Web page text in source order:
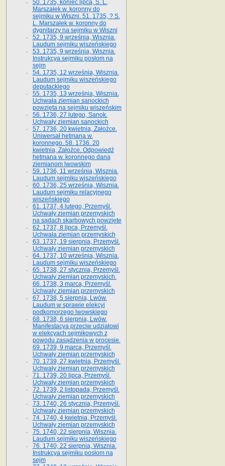
50. 1735, koniec lipca, S. L.
Marszałek w. koronny do
sejmiku w Wiszni. 51. 1735, ? S.
L. Marszałek w. koronny do
dygnitarzy na sejmiku w Wiszni
52. 1735, 9 września, Wisznia.
Laudum sejmiku wiszeńskiego
53. 1735, 9 września, Wisznia.
Instrukcya sejmiku posłom na
sejm
54. 1735, 12 września, Wisznia.
Laudum sejmiku wiszeńskiego
deputackiego
55. 1735, 13 września, Wisznia.
Uchwała ziemian sanockich
powzięta na sejmiku wiszeńskim
56. 1736, 27 lutego, Sanok.
Uchwały ziemian sanockich
57. 1736, 20 kwietnia, Załoźce.
Uniwersał hetmana w.
koronnego. 58. 1736. 20
kwietnia, Załoźce. Odpowiedź
hetmana w. koronnego dana
ziemianom lwowskim
59. 1736, 11 września, Wisznia.
Laudum sejmiku wiszeńskiego
60. 1736, 25 września, Wisznia.
Laudum sejmiku relacyjnego
wiszeńskiego
61. 1737, 4 lutego, Przemyśl.
Uchwały ziemian przemyskich
na sądach skarbowych powzięte
62. 1737, 8 lipca, Przemyśl.
Uchwała ziemian przemyskich
63. 1737, 19 sierpnia, Przemyśl.
Uchwały ziemian przemyskich
64. 1737, 10 września, Wisznia.
Laudum sejmiku wiszeńskiego
65. 1738, 27 stycznia, Przemyśl.
Uchwały ziemian przemyskich­­.
66. 1738, 3 marca, Przemyśl.
Uchwały ziemian przemyskich­
67. 1738, 5 sierpnia, Lwów.
Laudum w sprawie elekcyi
podkomorzego lwowskiego
68. 1738, 6 sierpnia, Lwów.
Manifestacya przeciw udziałowi
w elekcyach sejmikowych z
powodu zasądzenia w procesie.
69. 1739, 9 marca, Przemyśl.
Uchwały ziemian przemyskich
70. 1739, 27 kwietnia, Przemyśl.
Uchwały ziemian przemyskich
71. 1739, 20 lipca, Przemyśl.
Uchwały ziemian przemyskich
72. 1739, 2 listopada, Przemyśl.
Uchwały ziemian przemyskich
73. 1740, 26 stycznia, Przemyśl.
Uchwały ziemian przemyskich
74. 1740, 4 kwietnia, Przemyśl.
Uchwały ziemian przemyskich
75. 1740, 22 sierpnia, Wisznia.
Laudum sejmiku wiszeńskiego
76. 1740, 22 sierpnia, Wisznia.
Instrukcya sejmiku posłom na
sejm